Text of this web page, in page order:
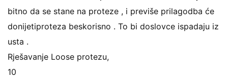
bitno da se stane na proteze , i previše prilagodba će
donijetiproteza beskorisno . To bi doslovce ispadaju iz
usta .
Rješavanje Loose protezu,
10